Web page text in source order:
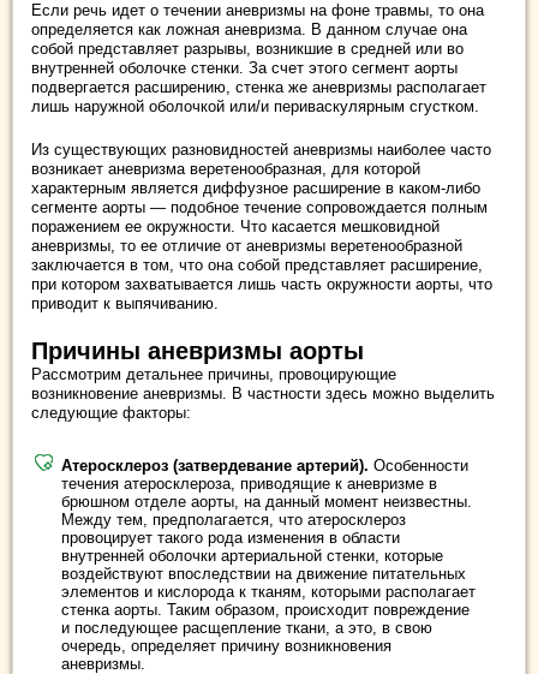
Если речь идет о течении аневризмы на фоне травмы, то она
определяется как ложная аневризма. В данном случае она
собой представляет разрывы, возникшие в средней или во
внутренней оболочке стенки. За счет этого сегмент аорты
подвергается расширению, стенка же аневризмы располагает
лишь наружной оболочкой или/и периваскулярным сгустком.
Из существующих разновидностей аневризмы наиболее часто
возникает аневризма веретенообразная, для которой
характерным является диффузное расширение в каком-либо
сегменте аорты — подобное течение сопровождается полным
поражением ее окружности. Что касается мешковидной
аневризмы, то ее отличие от аневризмы веретенообразной
заключается в том, что она собой представляет расширение,
при котором захватывается лишь часть окружности аорты, что
приводит к выпячиванию.
Причины аневризмы аорты
Рассмотрим детальнее причины, провоцирующие
возникновение аневризмы. В частности здесь можно выделить
следующие факторы:
Атеросклероз (затвердевание артерий). Особенности
течения атеросклероза, приводящие к аневризме в
брюшном отделе аорты, на данный момент неизвестны.
Между тем, предполагается, что атеросклероз
провоцирует такого рода изменения в области
внутренней оболочки артериальной стенки, которые
воздействуют впоследствии на движение питательных
элементов и кислорода к тканям, которыми располагает
стенка аорты. Таким образом, происходит повреждение
и последующее расщепление ткани, а это, в свою
очередь, определяет причину возникновения
аневризмы.